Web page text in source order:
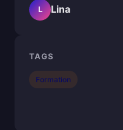
L Lina
TAGS
Formation